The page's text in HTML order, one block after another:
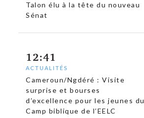
Talon élu à la tête du nouveau
Sénat
12:41
ACTUALITÉS
Cameroun/Ngdéré : Visite
surprise et bourses
d’excellence pour les jeunes du
Camp biblique de l’EELC